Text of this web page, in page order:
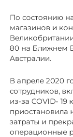
По состоянию
магазинов и
80 на Ближнем
Австралии.
В апреле 2020
сотрудников,
из-за COVID-
приостановила
затраты и
операционные